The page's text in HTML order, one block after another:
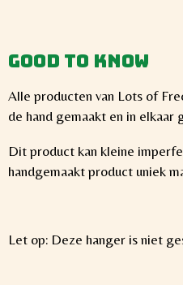
Good to know
Alle producten van Lots of
de hand gemaakt en in elkaar
Dit product kan kleine
handgemaakt product uniek
Let op: Deze hanger is niet